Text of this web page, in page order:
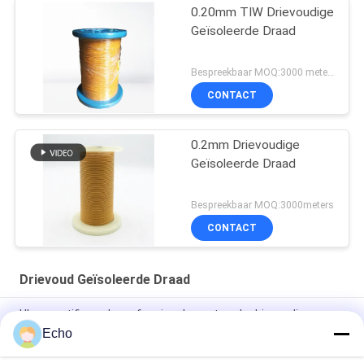
0.20mm TIW Drievoudige
Geïsoleerde Draad
Bespreekbaar MOQ:3000 meters
CONTACT
0.2mm Drievoudige
Geïsoleerde Draad
Bespreekbaar MOQ:3000meters
CONTACT
Drievoud Geïsoleerde Draad
UL-gecertificeerde professionele gestrande drievoudig
geïsoleerde draadkoperwikkeldraad TIW voor transformatoren
Drievoudig geïsoleerde draad 0,15 mm geïsoleerde TIW-draad
Echo